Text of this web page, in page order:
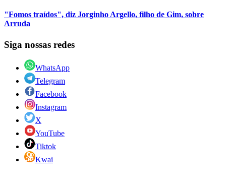
"Fomos traídos", diz Jorginho Argello, filho de Gim, sobre
Arruda
Siga nossas redes
WhatsApp
Telegram
Facebook
Instagram
X
YouTube
Tiktok
Kwai